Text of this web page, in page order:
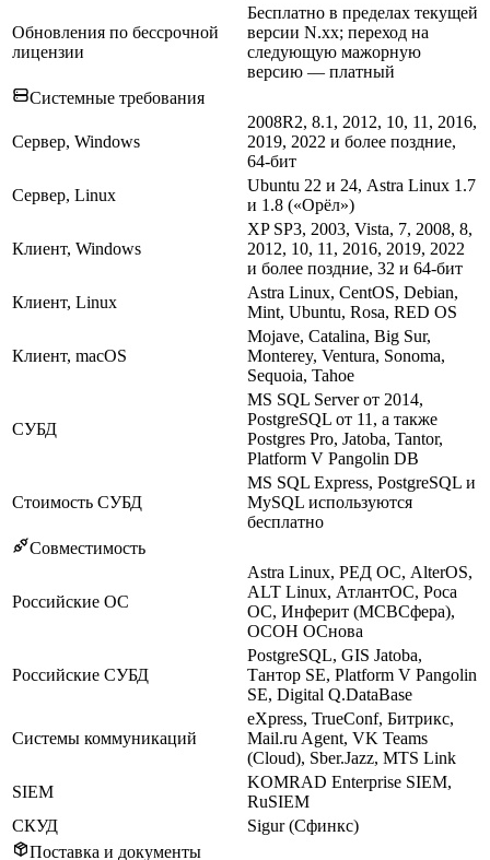
Обновления по бессрочной
лицензии
Бесплатно в пределах текущей
версии N.xx; переход на
следующую мажорную
версию — платный
Системные требования
Сервер, Windows
2008R2, 8.1, 2012, 10, 11, 2016,
2019, 2022 и более поздние,
64-бит
Сервер, Linux
Ubuntu 22 и 24, Astra Linux 1.7
и 1.8 («Орёл»)
Клиент, Windows
XP SP3, 2003, Vista, 7, 2008, 8,
2012, 10, 11, 2016, 2019, 2022
и более поздние, 32 и 64-бит
Клиент, Linux
Astra Linux, CentOS, Debian,
Mint, Ubuntu, Rosa, RED OS
Клиент, macOS
Mojave, Catalina, Big Sur,
Monterey, Ventura, Sonoma,
Sequoia, Tahoe
СУБД
MS SQL Server от 2014,
PostgreSQL от 11, а также
Postgres Pro, Jatoba, Tantor,
Platform V Pangolin DB
Стоимость СУБД
MS SQL Express, PostgreSQL и
MySQL используются
бесплатно
Совместимость
Российские ОС
Astra Linux, РЕД ОС, AlterOS,
ALT Linux, АтлантОС, Роса
ОС, Инферит (МСВСфера),
ОСОН ОСнова
Российские СУБД
PostgreSQL, GIS Jatoba,
Тантор SE, Platform V Pangolin
SE, Digital Q.DataBase
Системы коммуникаций
eXpress, TrueConf, Битрикс,
Mail.ru Agent, VK Teams
(Cloud), Sber.Jazz, MTS Link
SIEM
KOMRAD Enterprise SIEM,
RuSIEM
СКУД
Sigur (Сфинкс)
Поставка и документы